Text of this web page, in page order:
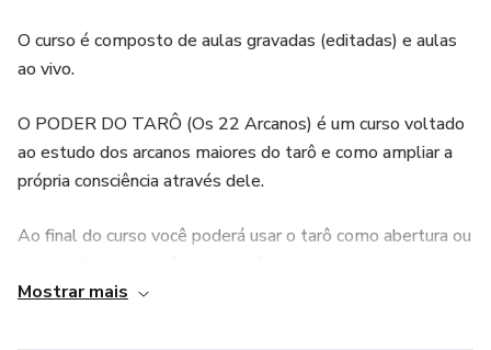
O curso é composto de aulas gravadas (editadas) e aulas
ao vivo.
O PODER DO TARÔ (Os 22 Arcanos) é um curso voltado
ao estudo dos arcanos maiores do tarô e como ampliar a
própria consciência através dele.
Ao final do curso você poderá usar o tarô como abertura ou
Mostrar mais